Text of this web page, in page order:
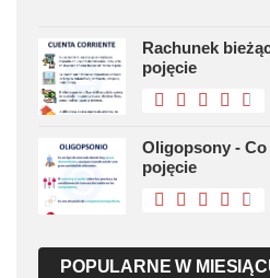
Rachunek
pojęcie
Oligopsony -
pojęcie
POPULARNE W